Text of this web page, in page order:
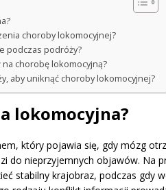
choroby lokomocyjnej?
podczas podróży?
chorobę lokomocyjną?
aby uniknąć choroby lokomocyjnej?
lokomocyjna?
który pojawia się, gdy mózg
do nieprzyjemnych objawów. Na
stabilny krajobraz, podczas gdy